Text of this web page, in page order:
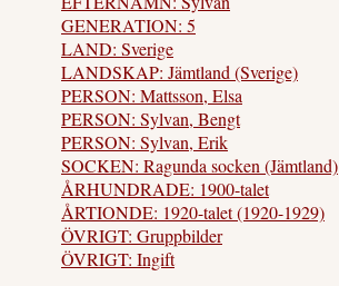
GENERATION: 5
LAND: Sverige
LANDSKAP: Jämtland (Sverige)
PERSON: Mattsson, Elsa
PERSON: Sylvan, Bengt
PERSON: Sylvan, Erik
SOCKEN: Ragunda socken (Jämtland)
ÅRHUNDRADE: 1900-talet
ÅRTIONDE: 1920-talet (1920-1929)
ÖVRIGT: Gruppbilder
ÖVRIGT: Ingift